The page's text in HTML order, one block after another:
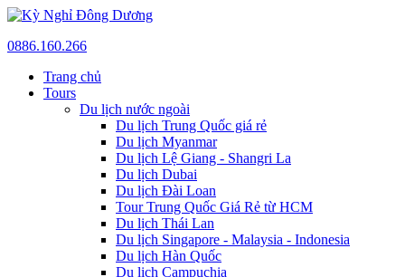
0886.160.266
Trang chủ
Tours
Du lịch nước ngoài
Du lịch Trung Quốc giá rẻ
Du lịch Myanmar
Du lịch Lệ Giang - Shangri La
Du lịch Dubai
Du lịch Đài Loan
Tour Trung Quốc Giá Rẻ từ HCM
Du lịch Thái Lan
Du lịch Singapore - Malaysia - Indonesia
Du lịch Hàn Quốc
Du lịch Campuchia